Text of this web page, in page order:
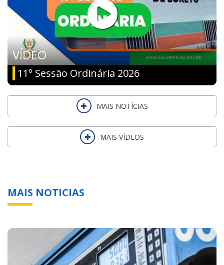
VÍDEO
11º Sessão Ordinária 2026
MAIS NOTÍCIAS
MAIS VÍDEOS
MAIS NOTICIAS